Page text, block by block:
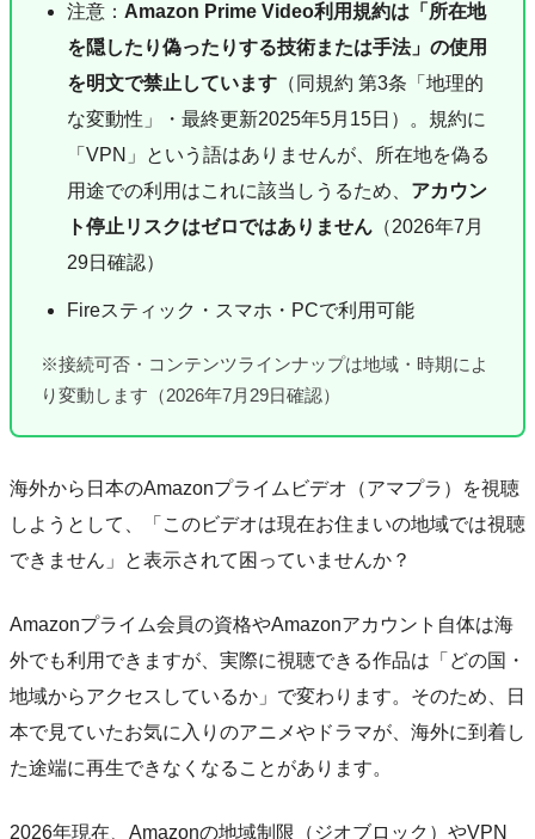
注意： Amazon Prime Video利用規約は「所在地
を隠したり偽ったりする技術または手法」の使用
を明文で禁止しています （同規約 第3条「地理的
な変動性」・最終更新2025年5月15日）。規約に
「VPN」という語はありませんが、所在地を偽る
用途での利用はこれに該当しうるため、 アカウン
ト停止リスクはゼロではありません （2026年7月
29日確認）
Fireスティック・スマホ・PCで利用可能
※接続可否・コンテンツラインナップは地域・時期によ
り変動します（2026年7月29日確認）
海外から日本のAmazonプライムビデオ（アマプラ）を視聴
しようとして、「このビデオは現在お住まいの地域では視聴
できません」と表示されて困っていませんか？
Amazonプライム会員の資格やAmazonアカウント自体は海
外でも利用できますが、実際に視聴できる作品は「どの国・
地域からアクセスしているか」で変わります。そのため、日
本で見ていたお気に入りのアニメやドラマが、海外に到着し
た途端に再生できなくなることがあります。
2026年現在、Amazonの地域制限（ジオブロック）やVPN